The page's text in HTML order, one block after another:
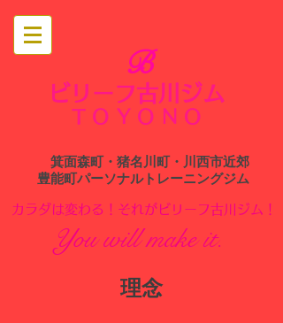
ビリーフ古川ジム
TOYONO
B
箕面森町・猪名川町・川西市近郊
​豊能町パーソナルトレーニングジム
​カラダは変わる！それがビリーフ古川ジム！
You will make it.
​理念